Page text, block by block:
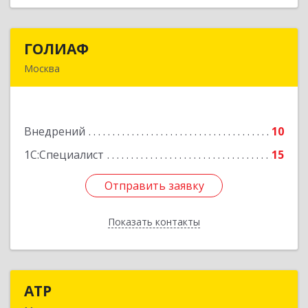
ГОЛИАФ
Москва
Внедрений
10
1С:Специалист
15
Отправить заявку
Показать контакты
Подробнее
Отправить заявку
Назад
АТР